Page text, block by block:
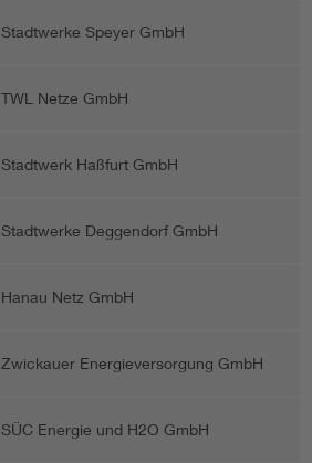
Stadtwerke Speyer GmbH
TWL Netze GmbH
Stadtwerk Haßfurt GmbH
Stadtwerke Deggendorf GmbH
Hanau Netz GmbH
Zwickauer Energieversorgung GmbH
SÜC Energie und H2O GmbH